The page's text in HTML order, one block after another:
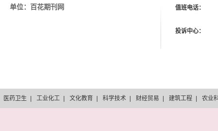
单位：百花期刊网 值班电话：
投诉中心：
医药卫生 工业化工 文化教育 科学技术 财经贸易 建筑工程 农业